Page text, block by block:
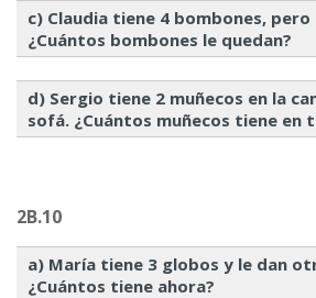
c) Claudia tiene 4 bombones, pero
¿Cuántos bombones le quedan?
d) Sergio tiene 2 muñecos en la
sofá. ¿Cuántos muñecos tiene en
2B.10
a) María tiene 3 globos y le dan
¿Cuántos tiene ahora?